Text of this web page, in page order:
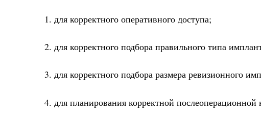
1. для корректного оперативного доступа;
2. для корректного подбора правильного типа
3. для корректного подбора размера ревизионного
4. для планирования корректной послеоперационной